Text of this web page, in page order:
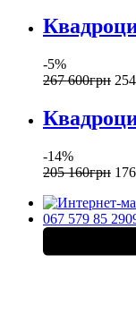
-5%
267 600грн
-14%
205 160грн
067 579 85 29